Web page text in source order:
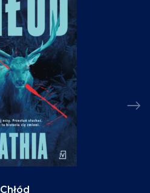
Chłód